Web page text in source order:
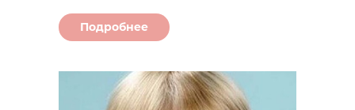
Подробнее